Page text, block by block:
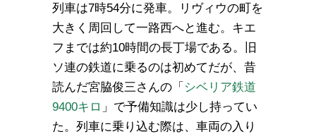
列車は7時54分に発車。リヴィウの町を
大きく周回して一路西へと進む。キエ
フまでは約10時間の長丁場である。旧
ソ連の鉄道に乗るのは初めてだが、昔
読んだ宮脇俊三さんの「 シベリア鉄道
9400キロ 」で予備知識は少し持ってい
た。列車に乗り込む際は、車両の入り